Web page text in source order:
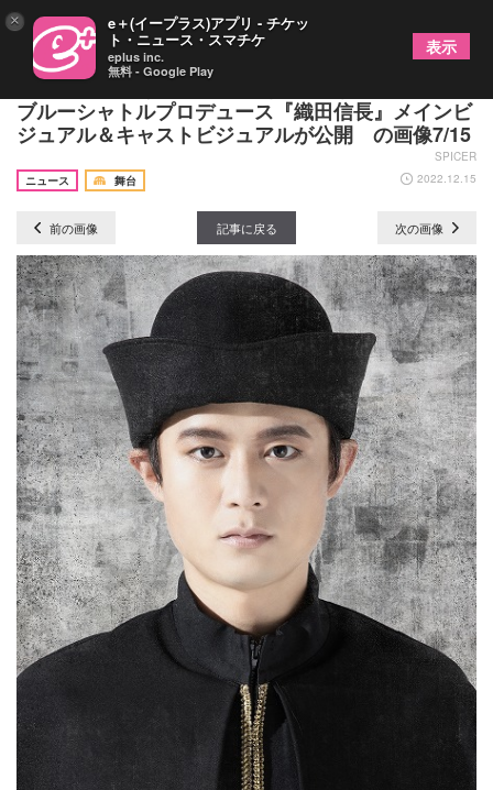
威厳と迫力のある織田信長（松田 岳）が印象的
ブルーシャトルプロデュース『織田信長』メインビ
ジュアル＆キャストビジュアルが公開 の画像7/15
SPICER
ニュース
舞台 2022.12.15
前の画像 記事に戻る 次の画像
× e＋(イープラス)アプリ - チケッ
ト・ニュース・スマチケ
eplus inc.
無料 - Google Play
表示